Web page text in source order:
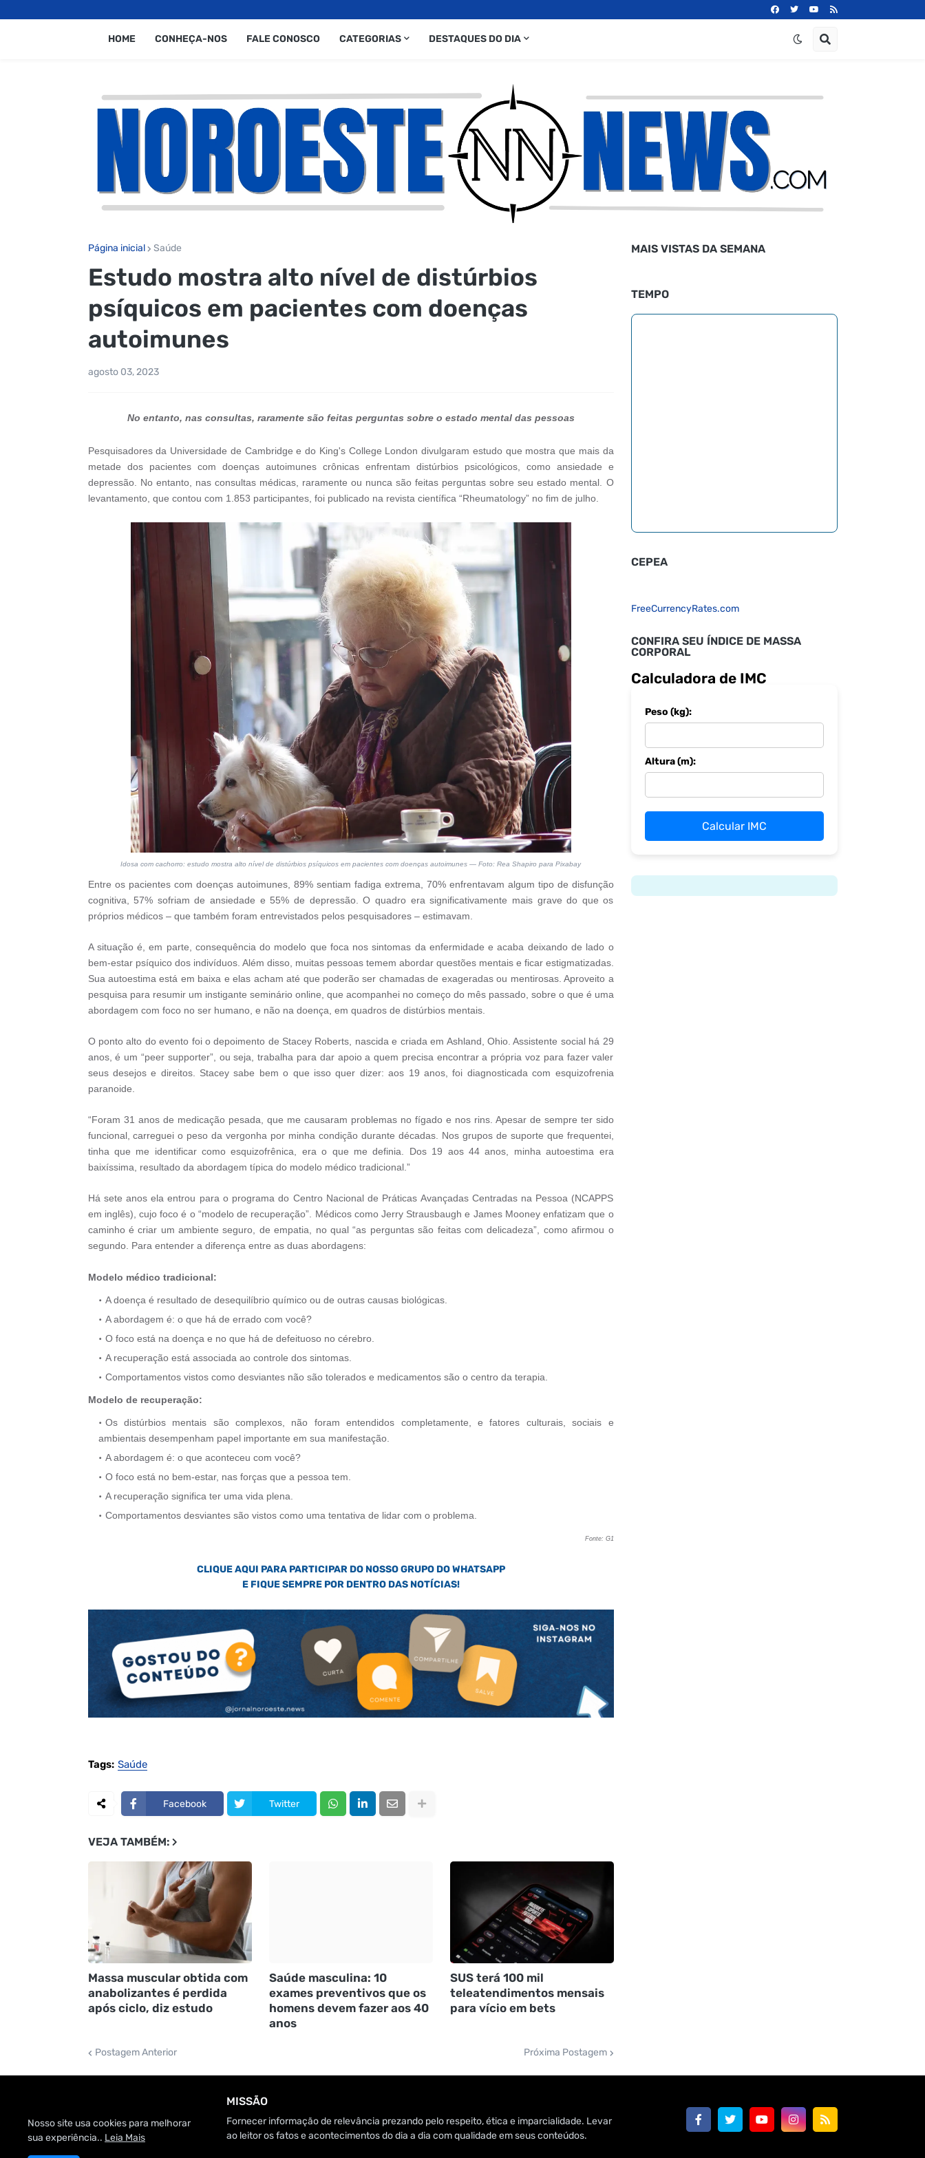
HOME CONHEÇA-NOS FALE CONOSCO CATEGORIAS DESTAQUES DO DIA
Página inicial Saúde
Estudo mostra alto nível de distúrbios
psíquicos em pacientes com doenças
autoimunes
agosto 03, 2023
No entanto, nas consultas, raramente são feitas perguntas sobre o estado mental das pessoas
Pesquisadores da Universidade de Cambridge e do King's College London divulgaram estudo que mostra que mais da
metade dos pacientes com doenças autoimunes crônicas enfrentam distúrbios psicológicos, como ansiedade e
depressão. No entanto, nas consultas médicas, raramente ou nunca são feitas perguntas sobre seu estado mental. O
levantamento, que contou com 1.853 participantes, foi publicado na revista científica “Rheumatology” no fim de julho.
Idosa com cachorro: estudo mostra alto nível de distúrbios psíquicos em pacientes com doenças autoimunes — Foto: Rea Shapiro para Pixabay
Entre os pacientes com doenças autoimunes, 89% sentiam fadiga extrema, 70% enfrentavam algum tipo de disfunção
cognitiva, 57% sofriam de ansiedade e 55% de depressão. O quadro era significativamente mais grave do que os
próprios médicos – que também foram entrevistados pelos pesquisadores – estimavam.
A situação é, em parte, consequência do modelo que foca nos sintomas da enfermidade e acaba deixando de lado o
bem-estar psíquico dos indivíduos. Além disso, muitas pessoas temem abordar questões mentais e ficar estigmatizadas.
Sua autoestima está em baixa e elas acham até que poderão ser chamadas de exageradas ou mentirosas. Aproveito a
pesquisa para resumir um instigante seminário online, que acompanhei no começo do mês passado, sobre o que é uma
abordagem com foco no ser humano, e não na doença, em quadros de distúrbios mentais.
O ponto alto do evento foi o depoimento de Stacey Roberts, nascida e criada em Ashland, Ohio. Assistente social há 29
anos, é um “peer supporter”, ou seja, trabalha para dar apoio a quem precisa encontrar a própria voz para fazer valer
seus desejos e direitos. Stacey sabe bem o que isso quer dizer: aos 19 anos, foi diagnosticada com esquizofrenia
paranoide.
“Foram 31 anos de medicação pesada, que me causaram problemas no fígado e nos rins. Apesar de sempre ter sido
funcional, carreguei o peso da vergonha por minha condição durante décadas. Nos grupos de suporte que frequentei,
tinha que me identificar como esquizofrênica, era o que me definia. Dos 19 aos 44 anos, minha autoestima era
baixíssima, resultado da abordagem típica do modelo médico tradicional.”
Há sete anos ela entrou para o programa do Centro Nacional de Práticas Avançadas Centradas na Pessoa (NCAPPS
em inglês), cujo foco é o “modelo de recuperação”. Médicos como Jerry Strausbaugh e James Mooney enfatizam que o
caminho é criar um ambiente seguro, de empatia, no qual “as perguntas são feitas com delicadeza”, como afirmou o
segundo. Para entender a diferença entre as duas abordagens:
Modelo médico tradicional:
A doença é resultado de desequilíbrio químico ou de outras causas biológicas.
A abordagem é: o que há de errado com você?
O foco está na doença e no que há de defeituoso no cérebro.
A recuperação está associada ao controle dos sintomas.
Comportamentos vistos como desviantes não são tolerados e medicamentos são o centro da terapia.
Modelo de recuperação:
Os distúrbios mentais são complexos, não foram entendidos completamente, e fatores culturais, sociais e
ambientais desempenham papel importante em sua manifestação.
A abordagem é: o que aconteceu com você?
O foco está no bem-estar, nas forças que a pessoa tem.
A recuperação significa ter uma vida plena.
Comportamentos desviantes são vistos como uma tentativa de lidar com o problema.
Fonte: G1
CLIQUE AQUI PARA PARTICIPAR DO NOSSO GRUPO DO WHATSAPP
E FIQUE SEMPRE POR DENTRO DAS NOTÍCIAS!
Tags: Saúde
Facebook Twitter
VEJA TAMBÉM:
Massa muscular obtida com
anabolizantes é perdida
após ciclo, diz estudo
Saúde masculina: 10
exames preventivos que os
homens devem fazer aos 40
anos
SUS terá 100 mil
teleatendimentos mensais
para vício em bets
Postagem Anterior Próxima Postagem
MAIS VISTAS DA SEMANA
TEMPO
CEPEA
FreeCurrencyRates.com
CONFIRA SEU ÍNDICE DE MASSA
CORPORAL
Calculadora de IMC
Peso (kg):
Altura (m):
Calcular IMC
MISSÃO
Fornecer informação de relevância prezando pelo respeito, ética e imparcialidade. Levar
ao leitor os fatos e acontecimentos do dia a dia com qualidade em seus conteúdos.
Nosso site usa cookies para melhorar
sua experiência.. Leia Mais